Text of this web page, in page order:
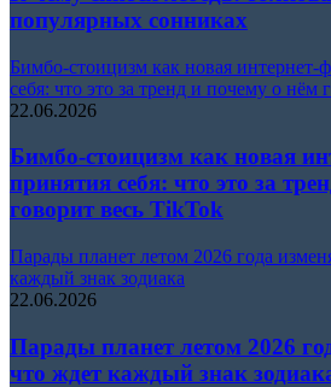
популярных сонниках
Бимбо-стоицизм как новая интернет-
себя: что это за тренд и почему о нём
22.06.2026
Бимбо-стоицизм как новая
принятия себя: что это за
говорит весь TikTok
Парады планет летом 2026 года
каждый знак зодиака
22.06.2026
Парады планет летом 2026
что ждет каждый знак